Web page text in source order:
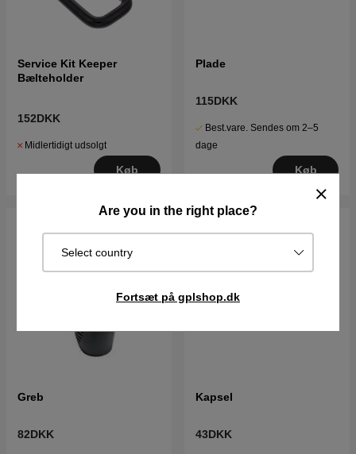
Are you in the right place?
Select country
Fortsæt på gplshop.dk
Service Kit Keeper
Bælteholder
152DKK
Midlertidigt udsolgt
Køb
Plade
115DKK
Best.vare. Sendes om 2–5
dage
Køb
Greb
82DKK
Kapsel
43DKK